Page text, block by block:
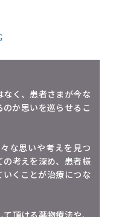
く、患者さまが今な
か思いを巡らせるこ
な思いや考えを見つ
考えを深め、患者様
くことが治療につな
頂ける薬物療法や、